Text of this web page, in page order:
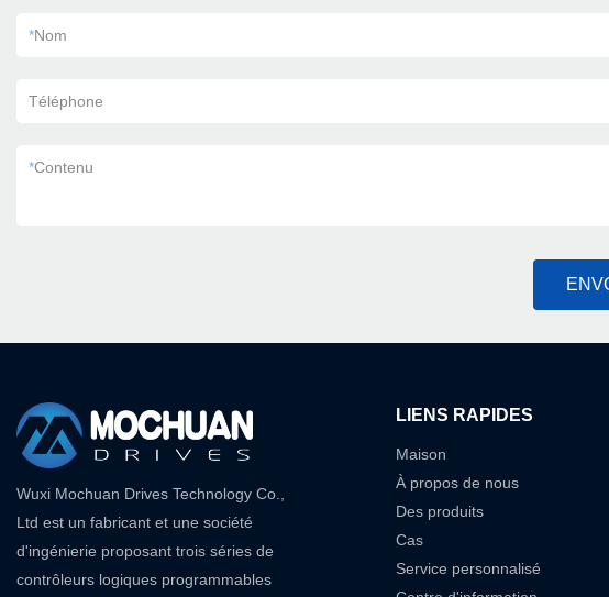
*Nom
Téléphone
*Contenu
Wuxi Mochuan Drives Technology Co.,
Ltd est un fabricant et une société
d'ingénierie proposant trois séries de
contrôleurs logiques programmables
LIENS RAPIDES
Maison
À propos de nous
Des produits
Cas
Service personnalisé